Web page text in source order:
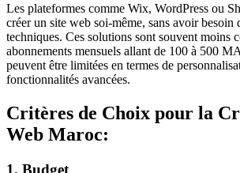
Les plateformes comme Wix, WordPress ou
créer un site web soi-même, sans avoir besoin
techniques. Ces solutions sont souvent moins
abonnements mensuels allant de 100 à 500
peuvent être limitées en termes de
fonctionnalités avancées.
Critères de Choix pour la
Web Maroc:
1. Budget